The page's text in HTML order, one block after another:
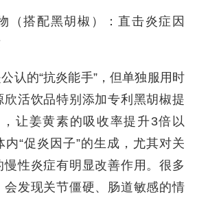
（搭配黑胡椒）：直击炎症因
认的“抗炎能手”，但单独服用时
活饮品特别添加专利黑胡椒提
让姜黄素的吸收率提升3倍以
“促炎因子”的生成，尤其对关
性炎症有明显改善作用。很多
会发现关节僵硬、肠道敏感的情